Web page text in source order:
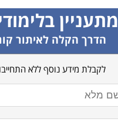
מתעניין
הדרך הקלה לאיתור
לקבלת מידע נוסף ללא